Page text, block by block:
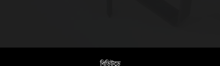
বিডিটুডে